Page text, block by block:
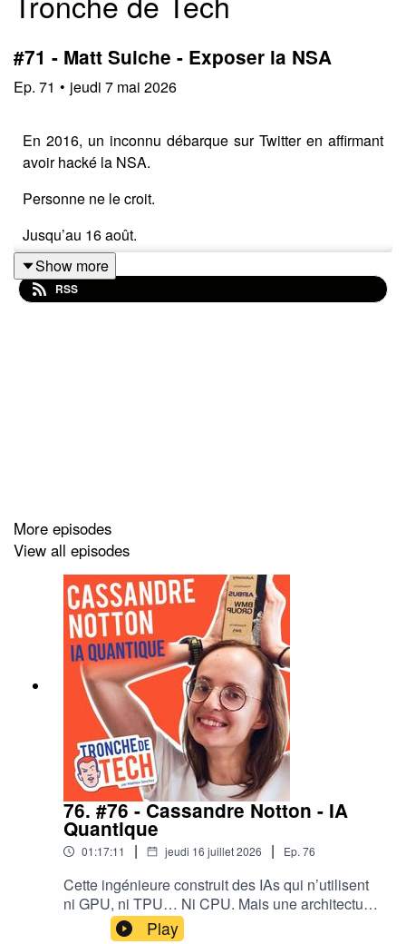
#71 - Matt Suiche - Exposer la NSA
Ep. 71 • jeudi 7 mai 2026
En 2016, un inconnu débarque sur Twitter en affirmant
avoir hacké la NSA.
Personne ne le croit.
Jusqu’au 16 août.
Cette semaine là, un hacker (ou un groupe) se faisant
appeler “Shadow Brokers”, publie plusieurs messages
Si c’était avéré, les conséquences seraient
catastrophiques.
Pourtant… les “shadow brokers” sont difficile à jauger.
Anglais approximatif.
Messages incohérents.
Presque amateur.
Sauf que quelques jours plus tard…
Ils publient une archive.
Qui ne laisse plus de place au doute.
Show more
RSS
More episodes
View all episodes
76. #76 - Cassandre Notton - IA
Quantique
01:17:11 | jeudi 16 juillet 2026 | Ep. 76
Cette ingénieure construit des IAs qui n’utilisent
ni GPU, ni TPU… Ni CPU. Mais une architecture
de processeurs complètement différente. On les
Play